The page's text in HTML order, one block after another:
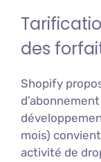
des
Shopify
mois)
activité de